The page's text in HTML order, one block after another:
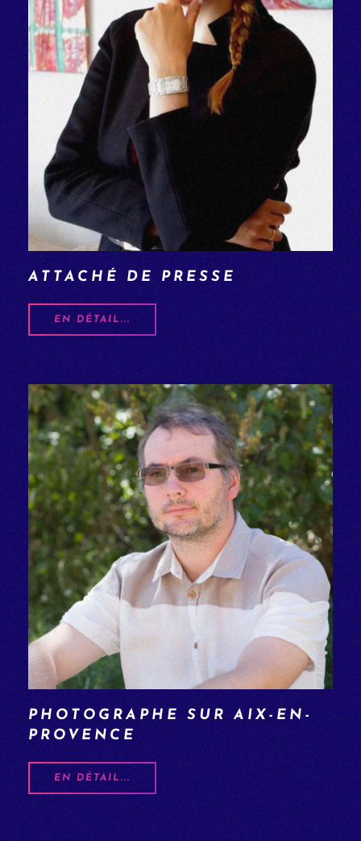
ATTACHÉ DE PRESSE
EN DÉTAIL...
PHOTOGRAPHE SUR AIX-EN-
PROVENCE
EN DÉTAIL...